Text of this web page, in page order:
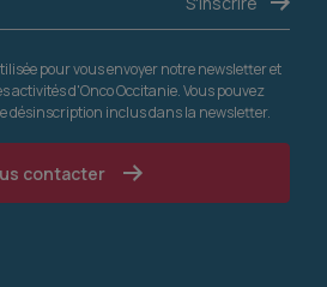
pour vous envoyer notre newsletter et
activités d'Onco Occitanie. Vous pouvez
désinscription inclus dans la newsletter.
contacter